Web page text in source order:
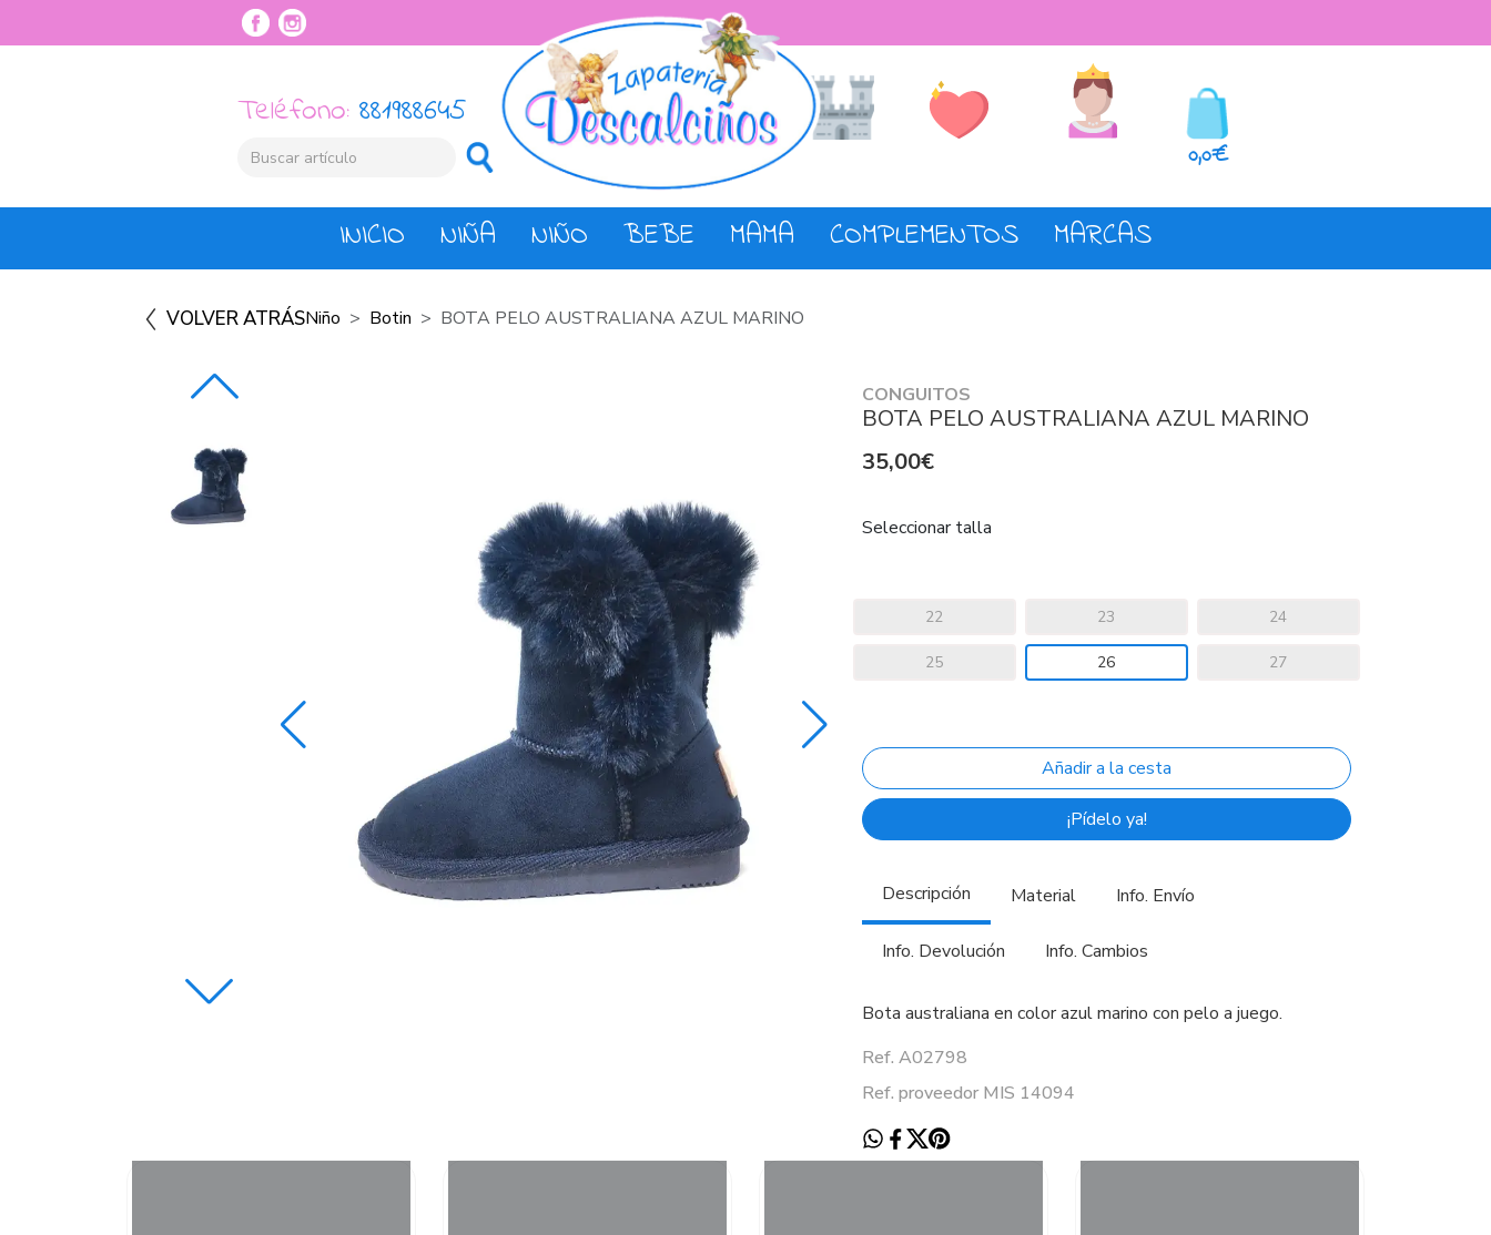
Teléfono: 881988645
0,0€
INICIO NIÑA NIÑO BEBE MAMA COMPLEMENTOS MARCAS
VOLVER ATRÁSNiño Botin BOTA PELO AUSTRALIANA AZUL MARINO
CONGUITOS
BOTA PELO AUSTRALIANA AZUL MARINO
35,00€
Seleccionar talla
22 23 24
25 26 27
¡Pídelo ya!
Descripción Material Info. Envío
Info. Devolución Info. Cambios
Bota australiana en color azul marino con pelo a juego.
Ref. A02798
Ref. proveedor MIS 14094